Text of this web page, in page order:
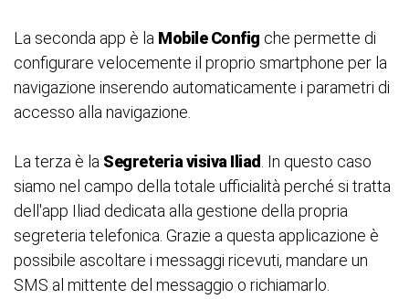
La seconda app è la Mobile Config che permette di
configurare velocemente il proprio smartphone per la
navigazione inserendo automaticamente i parametri di
accesso alla navigazione.
La terza è la Segreteria visiva Iliad. In questo caso
siamo nel campo della totale ufficialità perché si tratta
dell'app Iliad dedicata alla gestione della propria
segreteria telefonica. Grazie a questa applicazione è
possibile ascoltare i messaggi ricevuti, mandare un
SMS al mittente del messaggio o richiamarlo.